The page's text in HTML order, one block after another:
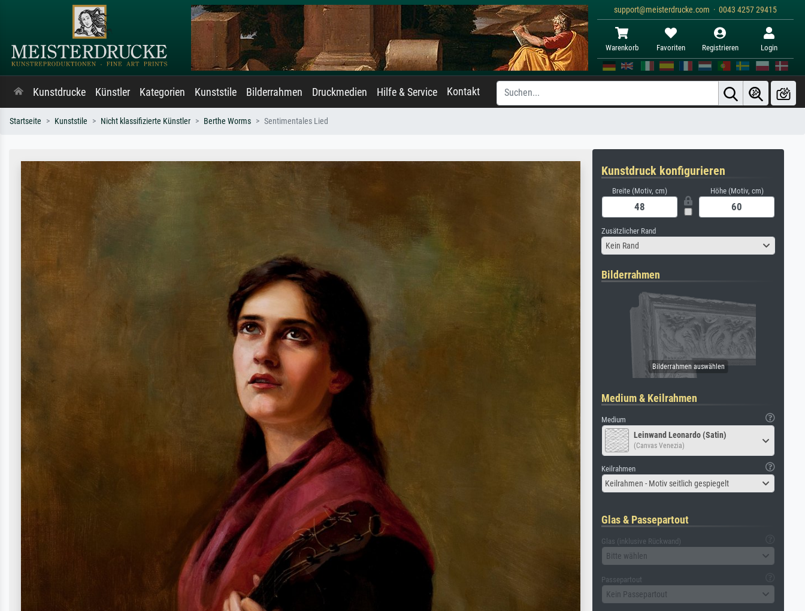
support@meisterdrucke.com · 0043 4257 29415
Warenkorb Favoriten Registrieren Login
Kunstdrucke Künstler Kategorien Kunststile Bilderrahmen Druckmedien Hilfe & Service Kontakt
Startseite Kunststile Nicht klassifizierte Künstler Berthe Worms Sentimentales Lied
Kunstdruck konfigurieren
Breite (Motiv, cm) Höhe (Motiv, cm)
Zusätzlicher Rand
Kein Rand
Bilderrahmen
Medium & Keilrahmen
Medium
Leinwand Leonardo (Satin)
(Canvas Venezia)
Keilrahmen
Keilrahmen - Motiv seitlich gespiegelt
Glas & Passepartout
Glas (inklusive Rückwand)
Bitte wählen
Passepartout
Kein Passepartout